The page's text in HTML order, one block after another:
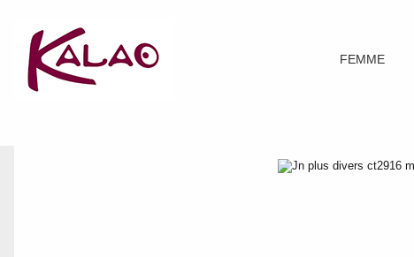
FEMME